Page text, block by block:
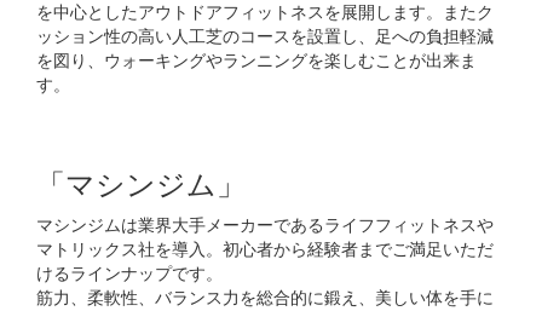
を中心としたアウトドアフィットネスを展開します。またク
ッション性の高い人工芝のコースを設置し、足への負担軽減
を図り、ウォーキングやランニングを楽しむことが出来ま
す。
「マシンジム」
マシンジムは業界大手メーカーであるライフフィットネスや
マトリックス社を導入。初心者から経験者までご満足いただ
けるラインナップです。
筋力、柔軟性、バランス力を総合的に鍛え、美しい体を手に